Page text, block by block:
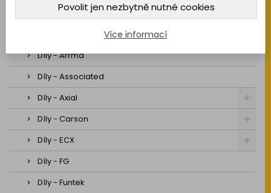
Náhradní díly
Díly - Arrma
Díly - Associated
Díly - Axial
Díly - Carson
Díly - ECX
Díly - FG
Díly - Funtek
Povolit jen nezbytně nutné cookies
Více informací